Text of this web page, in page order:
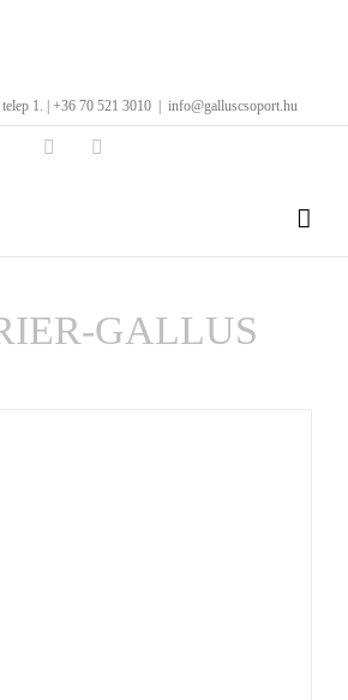
1. | +36 70 521 3010 info@galluscsoport.hu
Facebook
GALLUS